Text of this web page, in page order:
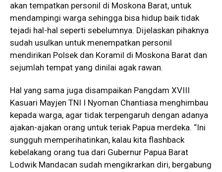
akan tempatkan personil di Moskona Barat, untuk
mendampingi warga sehingga bisa hidup baik tidak
tejadi hal-hal seperti sebelumnya. Dijelaskan pihaknya
sudah usulkan untuk menempatkan personil
mendirikan Polsek dan Koramil di Moskona Barat dan
sejumlah tempat yang dinilai agak rawan.
Hal yang sama juga disampaikan Pangdam XVIII
Kasuari Mayjen TNI I Nyoman Chantiasa menghimbau
kepada warga, agar tidak terpengaruh dengan adanya
ajakan-ajakan orang untuk teriak Papua merdeka. “Ini
sungguh memperihatinkan, kalau kita flashback
kebelakang orang tua dari Gubernur Papua Barat
Lodwik Mandacan sudah mengikrarkan diri, bergabung